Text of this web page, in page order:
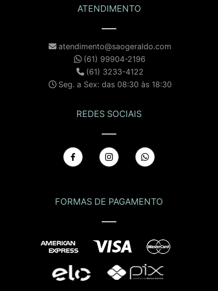
ATENDIMENTO
atendimento@saogeraldo.com
(61) 99904-2196
(61) 3233-4122
Seg. a Sex: das 08:30 às 18:30
REDES SOCIAIS
FORMAS DE PAGAMENTO